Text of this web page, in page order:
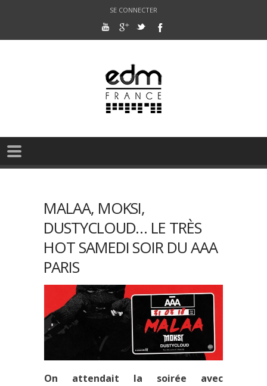
SE CONNECTER
MALAA, MOKSI,
DUSTYCLOUD… LE TRÈS
HOT SAMEDI SOIR DU AAA
PARIS
On attendait la soirée avec